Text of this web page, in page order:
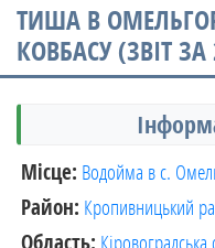
ТИША В
КОВБАСУ (ЗВІТ ЗА
Місце: Водойма в с.
Район: Кропивницький
Область: Кіровоградська